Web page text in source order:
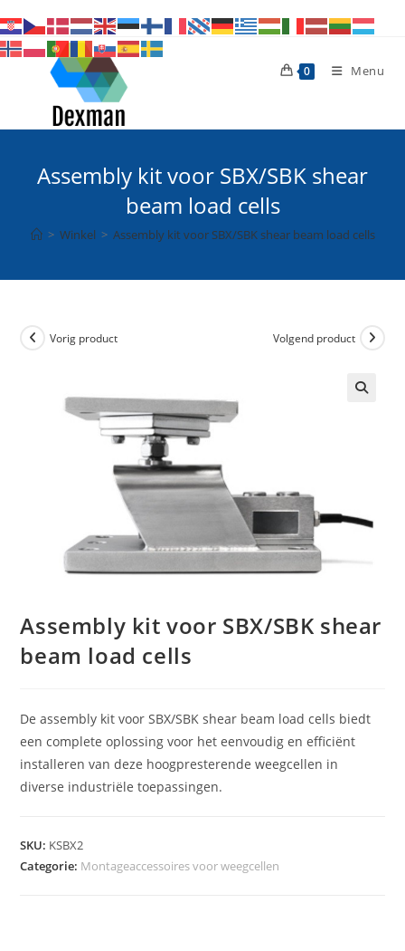
naar
inhoud
0 Menu
Assembly kit voor SBX/SBK shear
beam load cells
> Winkel > Assembly kit voor SBX/SBK shear beam load cells
Vorig product Volgend product
Assembly kit voor SBX/SBK shear
beam load cells
De assembly kit voor SBX/SBK shear beam load cells biedt
een complete oplossing voor het eenvoudig en efficiënt
installeren van deze hoogpresterende weegcellen in
diverse industriële toepassingen.
SKU: KSBX2
Categorie: Montageaccessoires voor weegcellen